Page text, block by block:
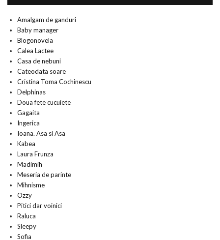
Amalgam de ganduri
Baby manager
Blogonovela
Calea Lactee
Casa de nebuni
Cateodata soare
Cristina Toma Cochinescu
Delphinas
Doua fete cucuiete
Gagaita
Ingerica
Ioana. Asa si Asa
Kabea
Laura Frunza
Madimih
Meseria de parinte
Mihnisme
Ozzy
Pitici dar voinici
Raluca
Sleepy
Sofia